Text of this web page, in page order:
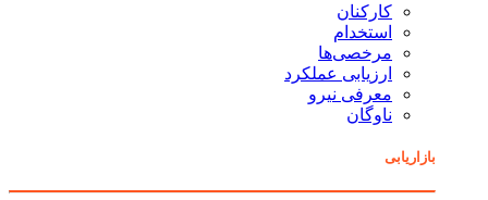
کارکنان
استخدام
مرخصی‌ها
ارزیابی عملکرد
معرفی نیرو
ناوگان
بازاریابی